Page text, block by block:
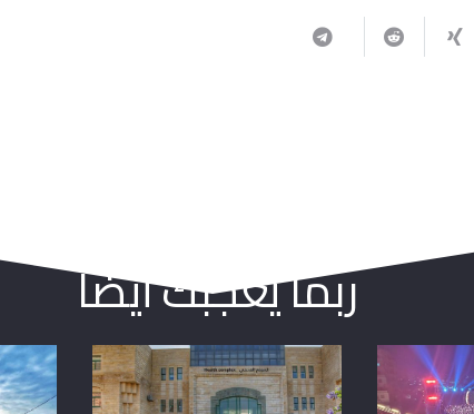
ربما يعجبك أيضا